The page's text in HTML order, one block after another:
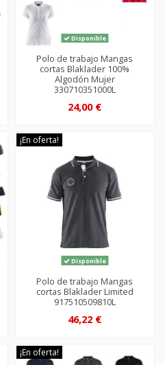
Disponible
Polo de trabajo Mangas
cortas Blaklader 100%
Algodón Mujer
330710351000L
24,00 €
¡En oferta!
Disponible
Polo de trabajo Mangas
cortas Blaklader Limited
917510509810L
46,22 €
¡En oferta!